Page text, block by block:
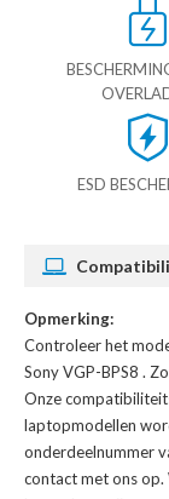
ESD
Opmerking:
Controleer het
Sony VGP-BPS8 .
Onze
laptopmodellen
onderdeelnummer
contact met ons op.